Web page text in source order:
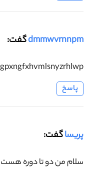
dmmwvrnnpmگفت:
پاسخ
پریساگفت:
سلام من دو تا دوره